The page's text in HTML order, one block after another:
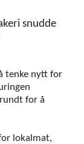
snudde
tenke nytt for
for å
lokalmat,